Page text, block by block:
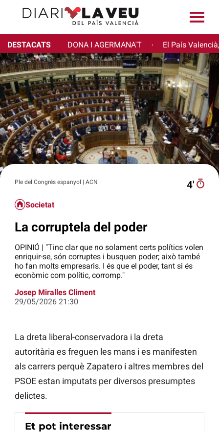
DESTACATS DONA I AGERMANA'T · El País
Ple del Congrés espanyol | ACN 4′
Societat
La corruptela del poder
OPINIÓ | "Tinc clar que no solament certs polítics volen
enriquir-se, són corruptes i busquen poder; això també
ho fan molts empresaris. I és que el poder, tant si és
econòmic com polític, corromp."
Josep Miralles Climent
29/05/2026 21:30
La dreta liberal-conservadora i la dreta
autoritària es freguen les mans i es manifesten
als carrers perquè Zapatero i altres membres del
PSOE estan imputats per diversos presumptes
delictes.
Et pot interessar